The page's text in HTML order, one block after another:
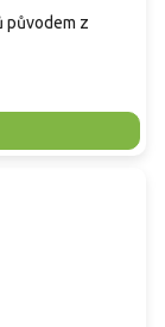
původem z